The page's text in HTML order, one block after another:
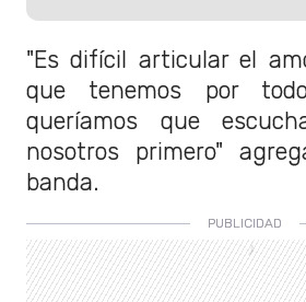
"Es difícil articular el
que tenemos por
queríamos que
nosotros primero"
banda.